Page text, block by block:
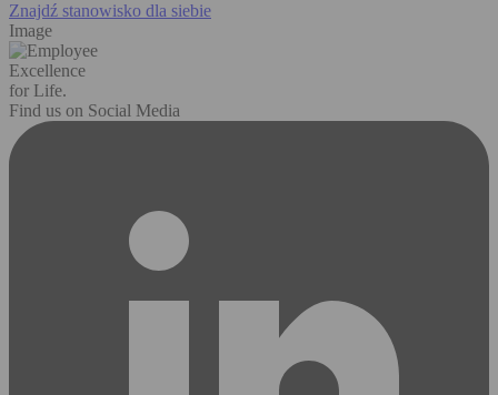
Znajdź stanowisko dla siebie
Image
Excellence
for Life.
Find us on Social Media